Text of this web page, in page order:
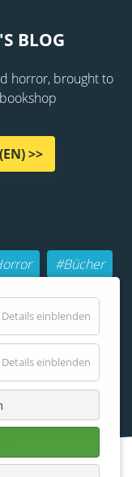
BLOG
horror, brought to
>>
#Bücher
(RPGs)
Details einblenden
Details einblenden